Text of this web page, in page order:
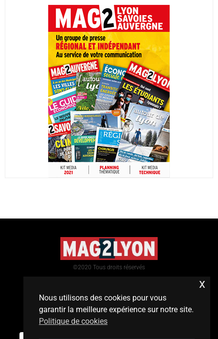
©2020 Tous droits réservés
Nous utilisons des cookies pour vous
garantir la meilleure expérience sur notre site.
Politique de cookies
x